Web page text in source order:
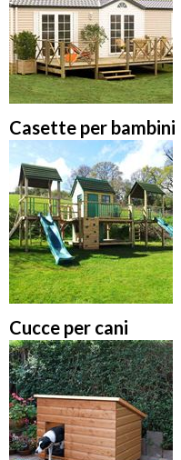
Casette per bambini
Cucce per cani